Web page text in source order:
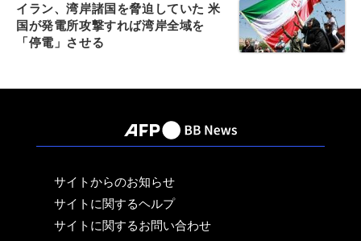
イラン、湾岸諸国を脅迫していた 米
国が発電所攻撃すれば湾岸全域を
「停電」させる
サイトからのお知らせ
サイトに関するヘルプ
サイトに関するお問い合わせ